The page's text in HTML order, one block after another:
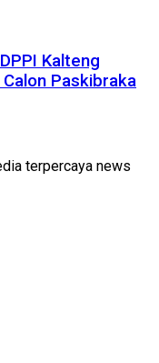
Kalteng
Paskibraka
terpercaya news